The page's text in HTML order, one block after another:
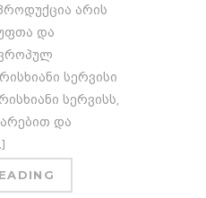
არის
და
სერვისი
სერვისს,
და